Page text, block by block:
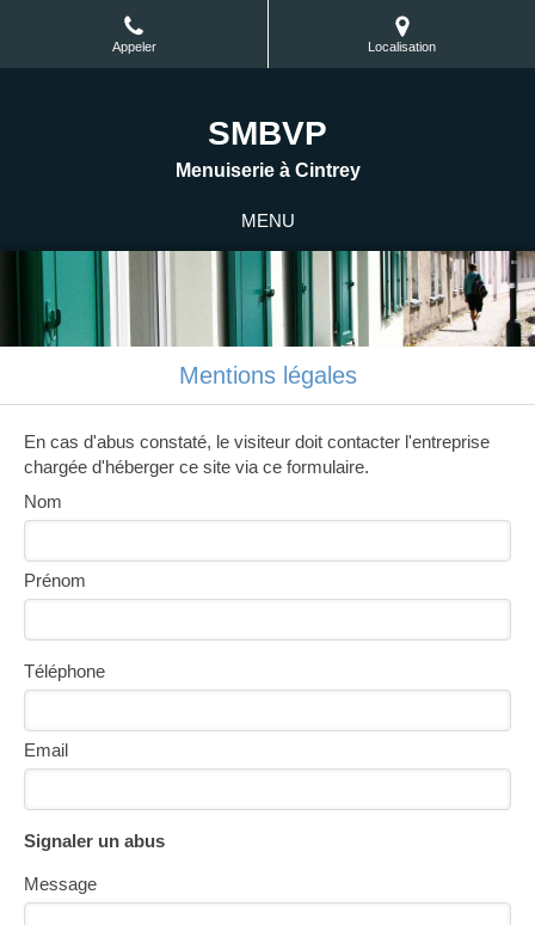
Appeler Localisation
SMBVP
Menuiserie à Cintrey
MENU
Mentions légales
En cas d'abus constaté, le visiteur doit contacter l'entreprise
chargée d'héberger ce site via ce formulaire.
Nom
Prénom
Téléphone
Email
Signaler un abus
Message